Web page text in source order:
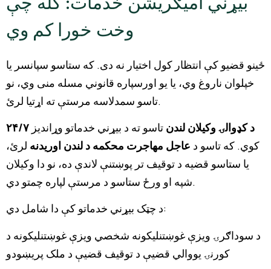
بیړني امیګریشن خدمات: کله چې
وخت خورا کم وي
ځینو قضیو کې انتظار کول اختیار نه دی. که ستاسو سپانسر یا
خپلوان ناروغ وي، یا یو اورسپاره قانوني مسله منی وي، نو
تاسو سمدلاسه مرستې ته اړتیا لرئ.
۲۴/۷ د کډوالۍ وکیلان لندن تاسو ته د بیړني خدماتو وړاندیز
کوي. که تاسو د عاجل مهاجرت محکمه د لندن اوریدنه لرئ،
یا ستاسو قضیه د توقیف تر پوښتنې لاندې ده، نو دا وکیلان
شپه او ورځ ستاسو د مرستې لپاره چمتو دي.
د چټک بیړني خدماتو کې دا شامل دي:
د سوداګرۍ ویزې غوښتنلیکونه شخصي ویزې غوښتنلیکونه د
کورنۍ یووالي قضیې د توقیف قضیې د ملک پریښودو